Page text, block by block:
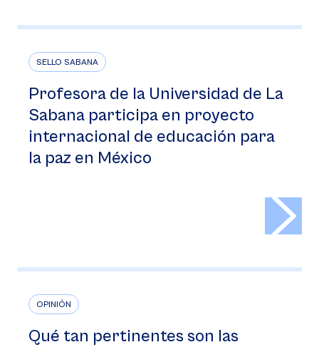
SELLO SABANA
Profesora de la Universidad de La
Sabana participa en proyecto
internacional de educación para
la paz en México
OPINIÓN
Qué tan pertinentes son las